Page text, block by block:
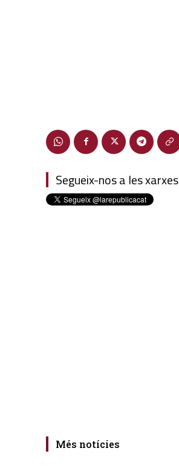
Segueix-nos a les xarxes
Més notícies